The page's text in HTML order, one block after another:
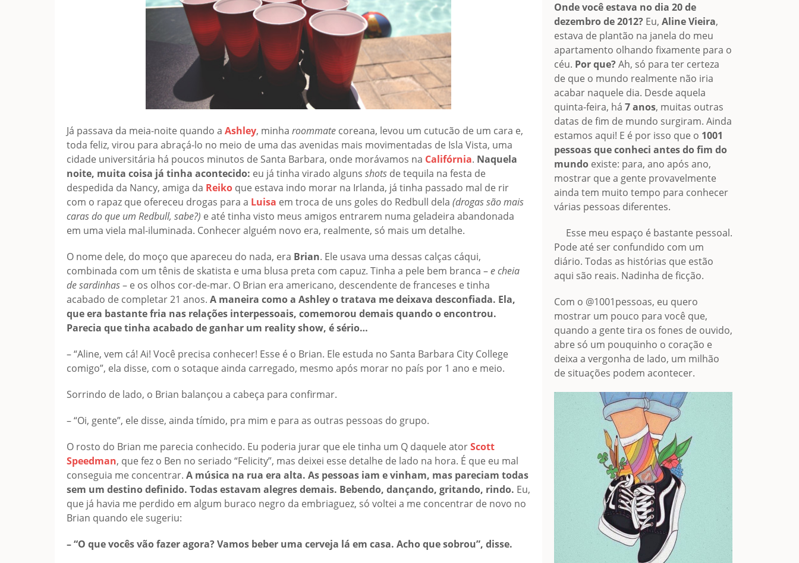
Já passava da meia-noite quando a Ashley, minha roommate coreana, levou um cutucão de um cara e,
toda feliz, virou para abraçá-lo no meio de uma das avenidas mais movimentadas de Isla Vista, uma
cidade universitária há poucos minutos de Santa Barbara, onde morávamos na Califórnia. Naquela
noite, muita coisa já tinha acontecido: eu já tinha virado alguns shots de tequila na festa de
despedida da Nancy, amiga da Reiko que estava indo morar na Irlanda, já tinha passado mal de rir
com o rapaz que ofereceu drogas para a Luisa em troca de uns goles do Redbull dela (drogas são mais
caras do que um Redbull, sabe?) e até tinha visto meus amigos entrarem numa geladeira abandonada
em uma viela mal-iluminada. Conhecer alguém novo era, realmente, só mais um detalhe.
O nome dele, do moço que apareceu do nada, era Brian. Ele usava uma dessas calças cáqui,
combinada com um tênis de skatista e uma blusa preta com capuz. Tinha a pele bem branca –e cheia
de sardinhas– e os olhos cor-de-mar. O Brian era americano, descendente de franceses e tinha
acabado de completar 21 anos. A maneira como a Ashley o tratava me deixava desconfiada. Ela,
que era bastante fria nas relações interpessoais, comemorou demais quando o encontrou.
Parecia que tinha acabado de ganhar um reality show, é sério…
– “Aline, vem cá! Ai! Você precisa conhecer! Esse é o Brian. Ele estuda no Santa Barbara City College
comigo”, ela disse, com o sotaque ainda carregado, mesmo após morar no país por 1 ano e meio.
Sorrindo de lado, o Brian balançou a cabeça para confirmar.
– “Oi, gente”, ele disse, ainda tímido, pra mim e para as outras pessoas do grupo.
O rosto do Brian me parecia conhecido. Eu poderia jurar que ele tinha um Q daquele atorScott
Speedman, que fez o Ben no seriado “Felicity”, mas deixei esse detalhe de lado na hora. É que eu mal
conseguia me concentrar. A música na rua era alta. As pessoas iam e vinham, mas pareciam todas
sem um destino definido. Todas estavam alegres demais. Bebendo, dançando, gritando, rindo. Eu,
que já havia me perdido em algum buraco negro da embriaguez, só voltei a me concentrar de novo no
Brian quando ele sugeriu:
– “O que vocês vão fazer agora? Vamos beber uma cerveja lá em casa. Acho que sobrou”, disse.
Onde você estava no dia 20 de
dezembro de 2012? Eu, Aline Vieira,
estava de plantão na janela do meu
apartamento olhando fixamente para o
céu. Por que?Ah, só para ter certeza
de que o mundo realmente não iria
acabar naquele dia. Desde aquela
quinta-feira, há 7 anos, muitas outras
datas de fim de mundo surgiram. Ainda
estamos aqui! E é por isso que o 1001
pessoas que conheci antes do fim do
mundo existe: para, ano após ano,
mostrar que a gente provavelmente
ainda tem muito tempo para conhecer
várias pessoas diferentes.
Esse meu espaço é bastante pessoal.
Pode até ser confundido com um
diário. Todas as histórias que estão
aqui são reais. Nadinha de ficção.
Com o @1001pessoas, eu quero
mostrar um pouco para você que,
quando a gente tira os fones de ouvido,
abre só um pouquinho o coração e
deixa a vergonha de lado, um milhão
de situações podem acontecer.